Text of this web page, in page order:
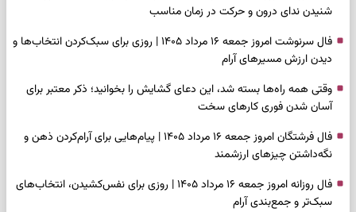
شنیدن ندای درون و حرکت در زمان مناسب
فال سرنوشت امروز جمعه ۱۶ مرداد ۱۴۰۵ | روزی برای سبک‌کردن انتخاب‌ها و
دیدن ارزش مسیرهای آرام
وقتی همه راه‌ها بسته شد، این دعای گشایش را بخوانید؛ ذکر معتبر برای
آسان شدن فوری کارهای سخت
فال فرشتگان امروز جمعه ۱۶ مرداد ۱۴۰۵ | پیام‌هایی برای آرام‌کردن ذهن و
نگه‌داشتن چیزهای ارزشمند
فال روزانه امروز جمعه ۱۶ مرداد ۱۴۰۵ | روزی برای نفس‌کشیدن، انتخاب‌های
سبک‌تر و جمع‌بندی آرام